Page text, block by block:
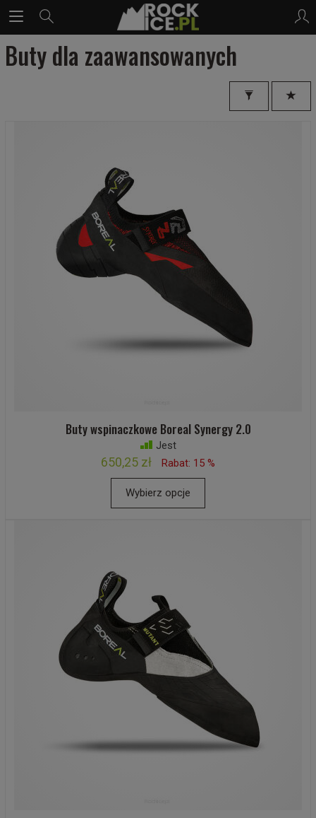
Buty dla zaawansowanych
Buty wspinaczkowe Boreal Synergy 2.0
Jest
650,25 zł Rabat: 15 %
Wybierz opcje